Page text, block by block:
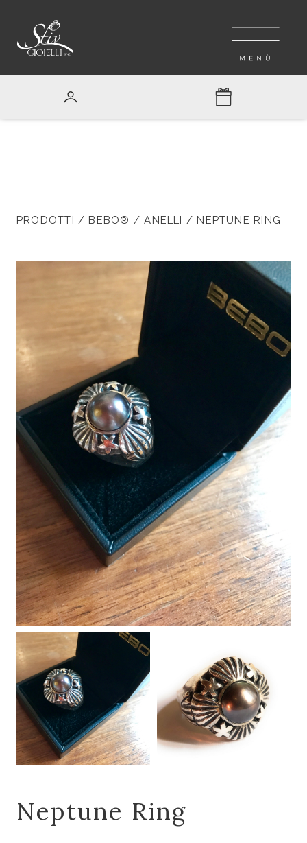
PRODOTTI / BEBO® /ANELLI / NEPTUNE RING
Neptune Ring